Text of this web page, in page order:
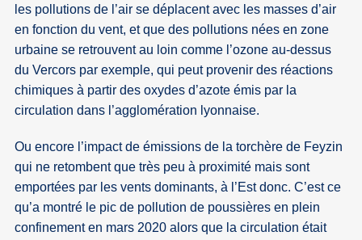
les pollutions de l’air se déplacent avec les masses d’air
en fonction du vent, et que des pollutions nées en zone
urbaine se retrouvent au loin comme l’ozone au-dessus
du Vercors par exemple, qui peut provenir des réactions
chimiques à partir des oxydes d’azote émis par la
circulation dans l’agglomération lyonnaise.
Ou encore l’impact de émissions de la torchère de Feyzin
qui ne retombent que très peu à proximité mais sont
emportées par les vents dominants, à l’Est donc. C’est ce
qu’a montré le pic de pollution de poussières en plein
confinement en mars 2020 alors que la circulation était